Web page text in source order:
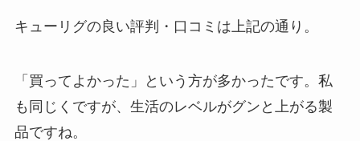
キューリグの良い評判・口コミは上記の通り。
「買ってよかった」という方が多かったです。私
も同じくですが、生活のレベルがグンと上がる製
品ですね。